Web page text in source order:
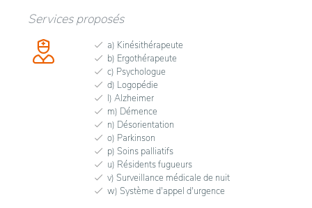
Services proposés
a) Kinésithérapeute
b) Ergothérapeute
c) Psychologue
d) Logopédie
l) Alzheimer
m) Démence
n) Désorientation
o) Parkinson
p) Soins palliatifs
u) Résidents fugueurs
v) Surveillance médicale de nuit
w) Système d'appel d'urgence